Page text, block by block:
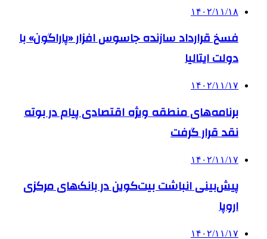
۱۴۰۲/۱۱/۱۸
فسخ قرارداد سازنده جاسوس افزار «پاراگون» با
دولت ایتالیا
۱۴۰۲/۱۱/۱۷
برنامه‌های منطقه ویژه اقتصادی پیام در بوته
نقد قرار گرفت
۱۴۰۲/۱۱/۱۷
پیش‌بینی انباشت بیت‌کوین در بانک‌های مرکزی
اروپا
۱۴۰۲/۱۱/۱۷